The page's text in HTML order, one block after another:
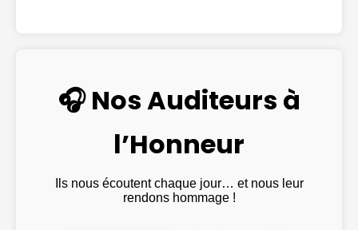
🎧 Nos Auditeurs à
l’Honneur
Ils nous écoutent chaque jour… et nous leur
rendons hommage !